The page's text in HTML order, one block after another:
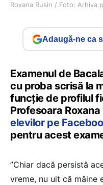
Roxana Rusin / Foto: Arhiva
Adaugă-ne ca
Examenul de
cu proba scrisă la
funcție de profilul
Profesoara Roxana
elevilor pe
pentru acest
”Chiar dacă persistă
vreme, nu uit că mâine